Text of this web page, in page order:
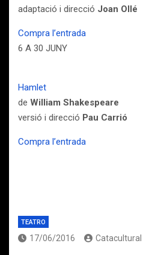
adaptació i direcció Joan Ollé
Compra l’entrada
6 A 30 JUNY
Hamlet
de William Shakespeare
versió i direcció Pau Carrió
Compra l’entrada
TEATRO
17/06/2016 Catacultural